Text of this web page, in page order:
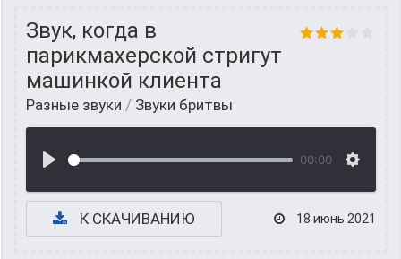
Звук, когда в
парикмахерской стригут
машинкой клиента
Разные звуки / Звуки бритвы
00:00
К СКАЧИВАНИЮ 18 июнь 2021